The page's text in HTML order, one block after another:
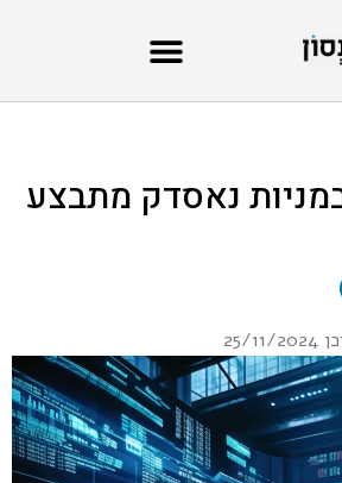
נאסדק מתבצע
2024